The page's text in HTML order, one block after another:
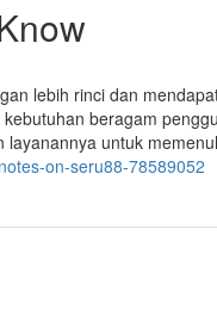
lebih rinci dan
beragam
untuk
on-seru88-78589052